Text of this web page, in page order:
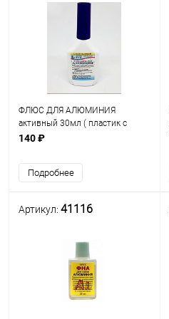
ФЛЮС ДЛЯ АЛЮМИНИЯ
активный 30мл ( пластик с
капельн. ) (
240C ) Для пайки алюм. и его
сплавов ( АММЦ с медью и
140 ₽
Подробнее
Артикул: 41116